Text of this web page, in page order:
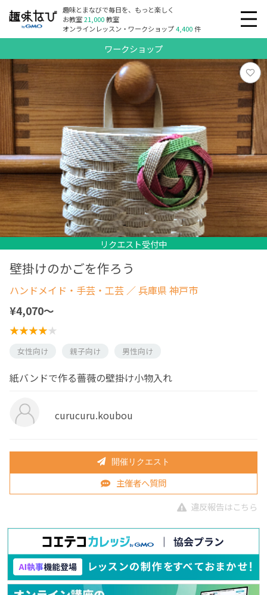
趣味とまなびで毎日を、もっと楽しく
お教室21,000教室
オンラインレッスン・ワークショップ4,400件
ワークショップ
リクエスト受付中
リクエスト受付中
壁掛けのかごを作ろう
ハンドメイド・手芸・工芸 ／ 兵庫県 神戸市
¥4,070〜
女性向け 親子向け 男性向け
紙バンドで作る薔薇の壁掛け小物入れ
curucuru.koubou
開催リクエスト
主催者へ質問
違反報告はこちら